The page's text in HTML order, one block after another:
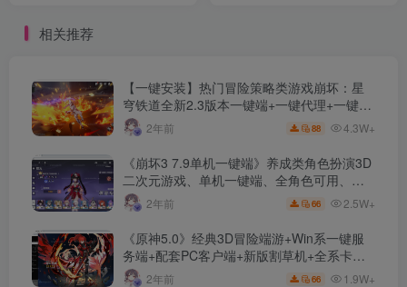
可玩相关推荐
【一键安装】热门冒险策略类游戏崩坏：星
穹铁道全新2.3版本一键端+一键代理+一键启
动+免虚拟机
2年前 88 4.3W+
《崩坏3 7.9单机一键端》养成类角色扮演3D
二次元游戏、单机一键端、全角色可用、无
限资源、附带保姆级安装教程
2年前 66 2.5W+
《原神5.0》经典3D冒险端游+Win系一键服
务端+配套PC客户端+新版割草机+全系卡池
文件2年前 66 1.9W+